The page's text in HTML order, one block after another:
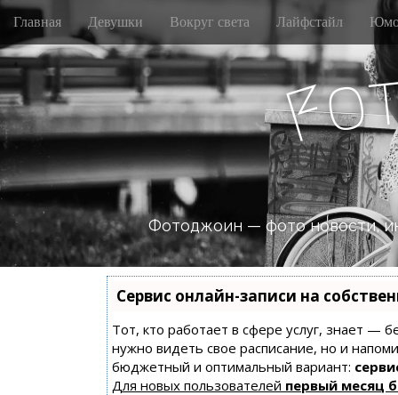
M
i
n
m
e
n
u
S
i
p
t
o
c
o
n
t
e
Главная Девушки Вокруг света Лайфстайл
Fo
Фотоджоин — фото новости,
Сервис онлайн-записи на
Тот, кто работает в сфере услуг, знает —
нужно видеть свое расписание, но и
бюджетный и оптимальный вариант:
Для новых пользователей первый месяц